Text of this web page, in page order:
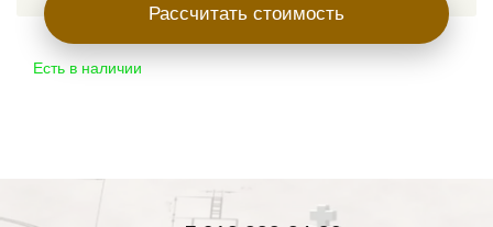
Есть в наличии
Рассчитать стоимость